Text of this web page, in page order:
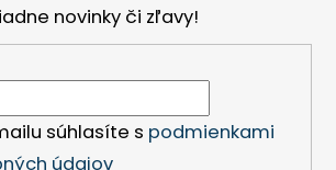
novinky či zľavy!
súhlasíte s podmienkami
údajov